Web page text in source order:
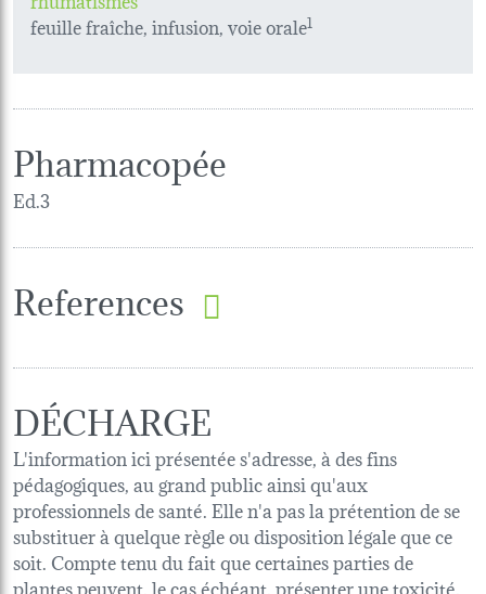
feuille fraîche, infusion, voie orale1
Pharmacopée
Ed.3
References
DÉCHARGE
L'information ici présentée s'adresse, à des fins
pédagogiques, au grand public ainsi qu'aux
professionnels de santé. Elle n'a pas la prétention de se
substituer à quelque règle ou disposition légale que ce
soit. Compte tenu du fait que certaines parties de
plantes peuvent, le cas échéant, présenter une toxicité,